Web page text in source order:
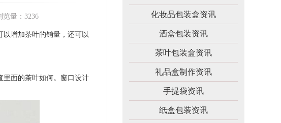
览量： 3236
以增加茶叶的销量，还可以
里面的茶叶如何。窗口设计
化妆品包装盒资讯
酒盒包装资讯
茶叶包装盒资讯
礼品盒制作资讯
手提袋资讯
纸盒包装资讯